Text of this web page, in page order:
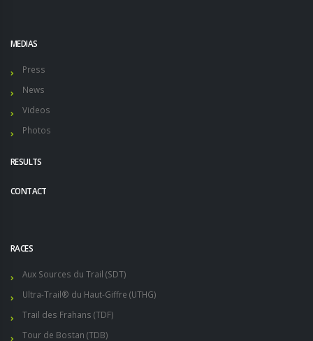
MEDIAS
Press
News
Videos
Photos
RESULTS
CONTACT
RACES
Aux Sources du Trail (SDT)
Ultra-Trail® du Haut-Giffre (UTHG)
Trail des Frahans (TDF)
Tour de Bostan (TDB)